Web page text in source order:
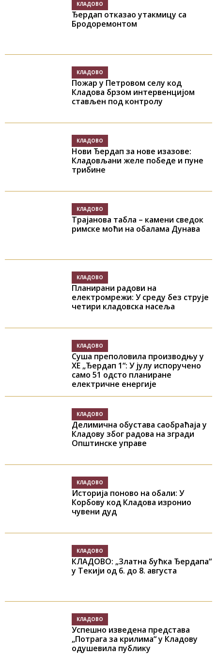
КЛАДОВО
Ђердап отказао утакмицу са
Бродоремонтом
КЛАДОВО
Пожар у Петровом селу код
Кладова брзом интервенцијом
стављен под контролу
КЛАДОВО
Нови Ђердап за нове изазове:
Кладовљани желе победе и пуне
трибине
КЛАДОВО
Трајанова табла – камени сведок
римске моћи на обалама Дунава
КЛАДОВО
Планирани радови на
електромрежи: У среду без струје
четири кладовска насеља
КЛАДОВО
Суша преполовила производњу у
ХЕ „Ђердап 1“: У јулу испоручено
само 51 одсто планиране
електричне енергије
КЛАДОВО
Делимична обустава саобраћаја у
Кладову због радова на згради
Општинске управе
КЛАДОВО
Историја поново на обали: У
Корбову код Кладова изронио
чувени дуд
КЛАДОВО
КЛАДОВО: „Златна бућка Ђердапа“
у Текији од 6. до 8. августа
КЛАДОВО
Успешно изведена представа
„Потрага за крилима“ у Кладову
одушевила публику